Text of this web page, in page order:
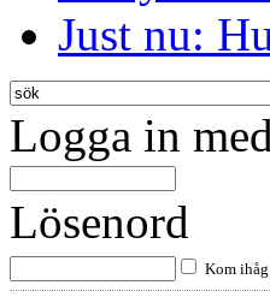
Just nu:
Logga in
Lösenord
Kom